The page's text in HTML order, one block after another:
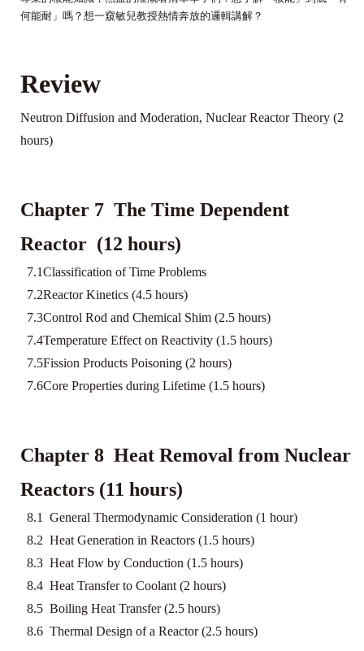
何能耐」嗎？想一窺敏兒教授熱情奔放的邏輯講解？
Review
Neutron Diffusion and Moderation, Nuclear Reactor Theory (2
hours)
Chapter 7 The Time Dependent
Reactor (12 hours)
7.1Classification of Time Problems
7.2Reactor Kinetics (4.5 hours)
7.3Control Rod and Chemical Shim (2.5 hours)
7.4Temperature Effect on Reactivity (1.5 hours)
7.5Fission Products Poisoning (2 hours)
7.6Core Properties during Lifetime (1.5 hours)
Chapter 8 Heat Removal from Nuclear
Reactors (11 hours)
8.1 General Thermodynamic Consideration (1 hour)
8.2 Heat Generation in Reactors (1.5 hours)
8.3 Heat Flow by Conduction (1.5 hours)
8.4 Heat Transfer to Coolant (2 hours)
8.5 Boiling Heat Transfer (2.5 hours)
8.6 Thermal Design of a Reactor (2.5 hours)